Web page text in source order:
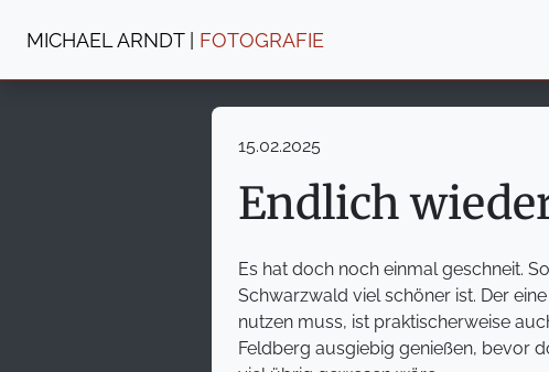
MICHAEL ARNDT | FOTOGRAFIE
15.02.2025
Endlich
Es hat doch noch einmal geschneit.
Schwarzwald viel schöner ist. Der
nutzen muss, ist praktischerweise
Feldberg ausgiebig genießen, bevor